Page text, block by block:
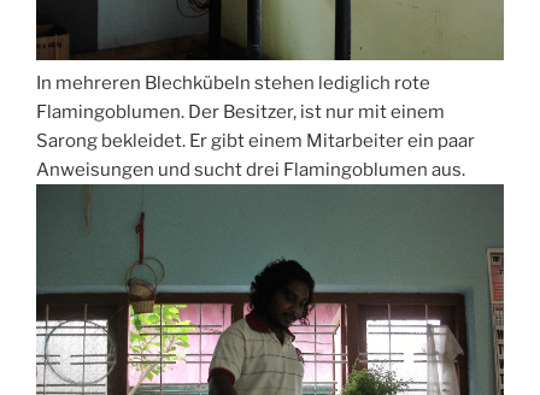
In mehreren Blechkübeln stehen lediglich rote
Flamingoblumen. Der Besitzer, ist nur mit einem
Sarong bekleidet. Er gibt einem Mitarbeiter ein paar
Anweisungen und sucht drei Flamingoblumen aus.